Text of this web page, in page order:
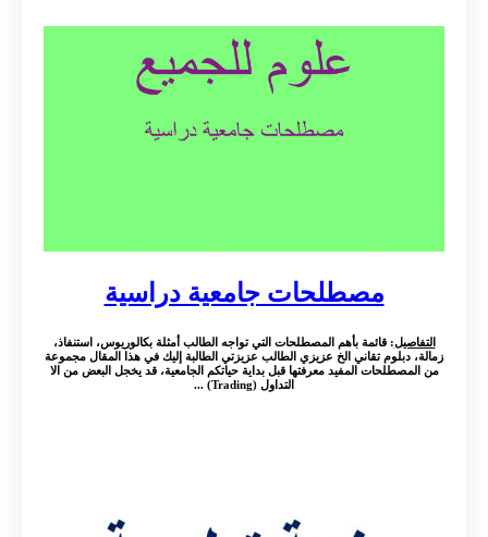
مصطلحات جامعية دراسية
التفاصيل: قائمة بأهم المصطلحات التي تواجه الطالب أمثلة بكالوريوس، استنفاذ،
زمالة، دبلوم تقاني الخ عزيزي الطالب عزيزتي الطالبة إليك في هذا المقال مجموعة
من المصطلحات المفيد معرفتها قبل بداية حياتكم الجامعية، قد يخجل البعض من الا
التداول (Trading) ...